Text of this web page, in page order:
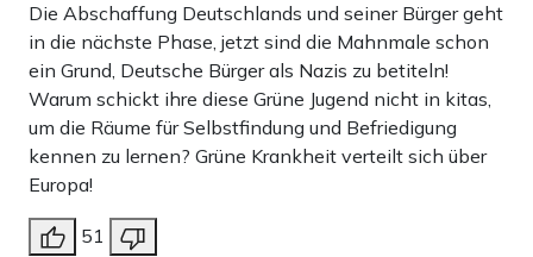
Die Abschaffung Deutschlands und seiner Bürger geht
in die nächste Phase, jetzt sind die Mahnmale schon
ein Grund, Deutsche Bürger als Nazis zu betiteln!
Warum schickt ihre diese Grüne Jugend nicht in kitas,
um die Räume für Selbstfindung und Befriedigung
kennen zu lernen? Grüne Krankheit verteilt sich über
Europa!
51